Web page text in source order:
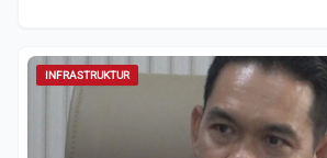
INFRASTRUKTUR